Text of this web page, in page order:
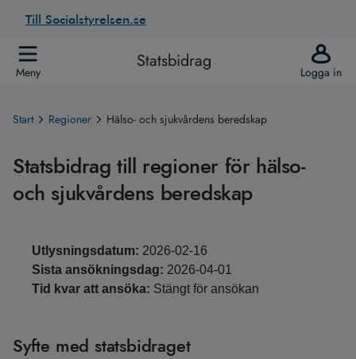
Till Socialstyrelsen.se
Meny Statsbidrag Logga in
Start Regioner Hälso- och sjukvårdens beredskap
Statsbidrag till regioner för hälso-
och sjukvårdens beredskap
Utlysningsdatum: 2026-02-16
Sista ansökningsdag: 2026-04-01
Tid kvar att ansöka: Stängt för ansökan
Syfte med statsbidraget